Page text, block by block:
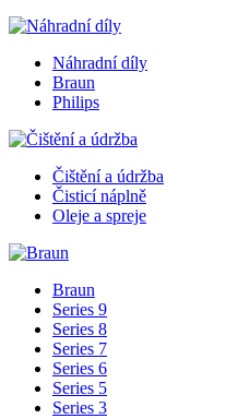
Náhradní díly
Braun
Philips
Čištění a údržba
Čisticí náplně
Oleje a spreje
Braun
Series 9
Series 8
Series 7
Series 6
Series 5
Series 3